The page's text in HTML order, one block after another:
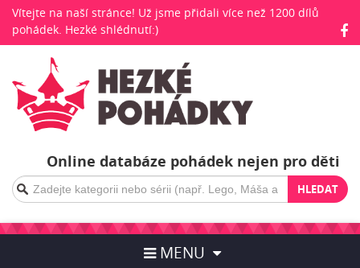
Vítejte na naší stránce! Už jsme přidali více než 1200 dílů
pohádek. Hezké shlédnutí:)
Online databáze pohádek nejen pro děti
HLEDAT
MENU